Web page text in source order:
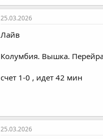
25.03.2026
Лайв
Колумбия. Вышка. Перейра
счет 1-0 , идет 42 мин
25.03.2026